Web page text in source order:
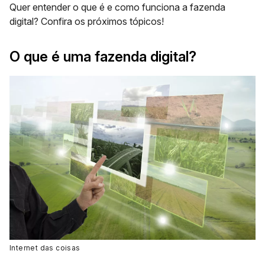
Quer entender o que é e como funciona a fazenda
digital? Confira os próximos tópicos!
O que é uma fazenda digital?
Internet das coisas